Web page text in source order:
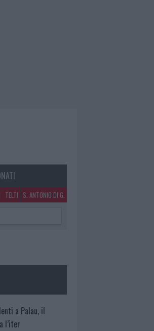
TELTI S. ANTONIO DI G.
a Palau, il
l’iter